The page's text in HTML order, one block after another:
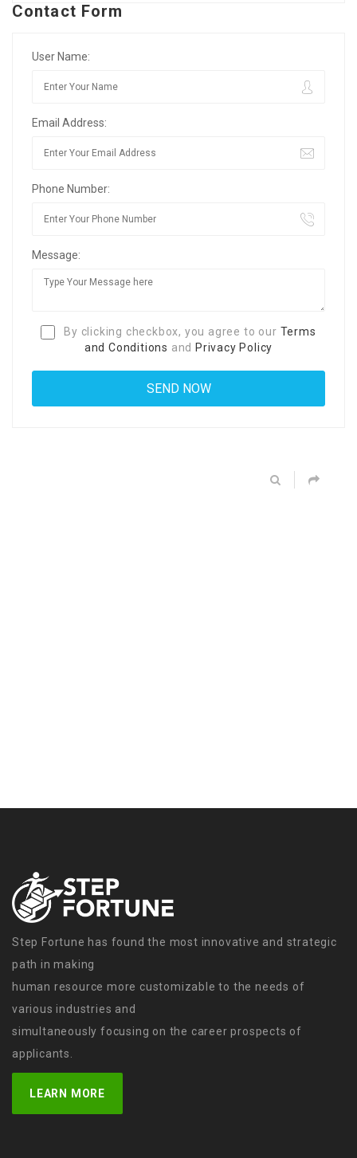
Contact Form
User Name:
Email Address:
Phone Number:
Message:
By clicking checkbox, you agree to our Terms
and Conditions and Privacy Policy
Step Fortune has found the most innovative and strategic
path in making
human resource more customizable to the needs of
various industries and
simultaneously focusing on the career prospects of
applicants.
LEARN MORE